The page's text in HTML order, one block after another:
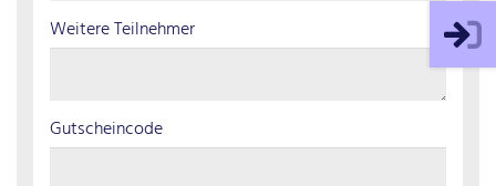
Weitere Teilnehmer
Gutscheincode